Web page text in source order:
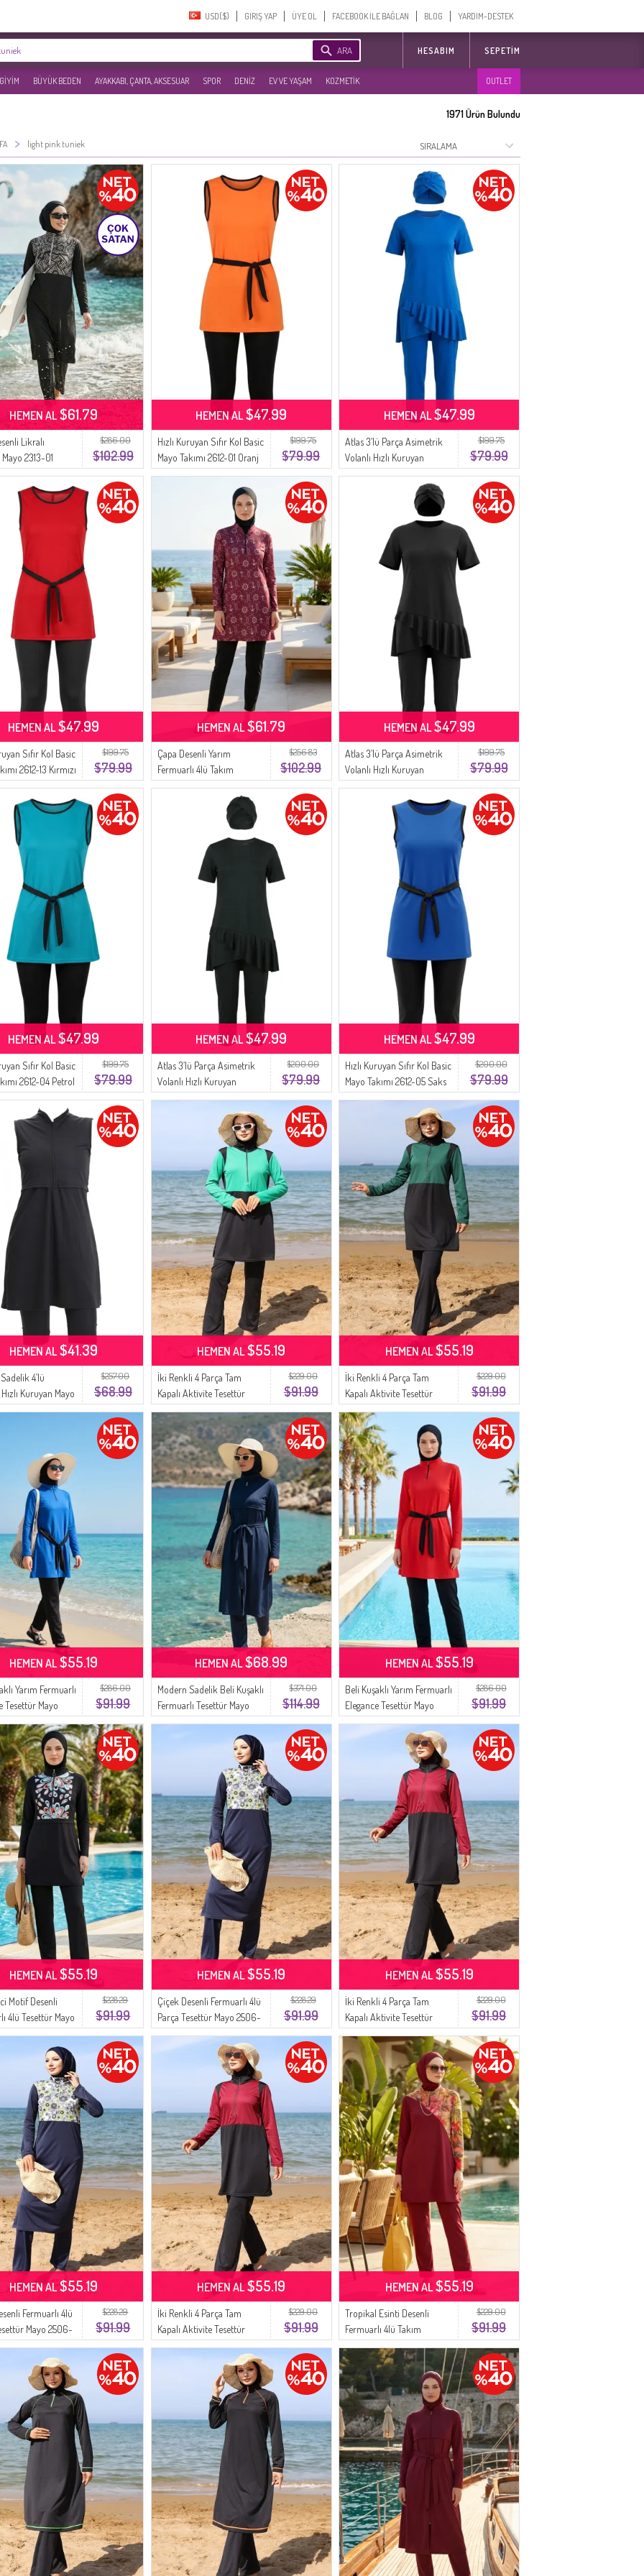
USD($)‎ GIRIŞ YAP ÜYE OL FACEBOOK İLE BAĞLAN BLOG YARDIM-DESTEK
ARA HESABIM SEPETIM
BÜYÜK BEDEN AYAKKABI, ÇANTA, AKSESUAR SPOR DENİZ EV VE YAŞAM KOZMETİK OUTLET
1971Ürün Bulundu
> light pink tuniek
$286.00
$102.99
Likralı
2313-01
HEMEN AL$61.79
$199.75
$79.99
Hızlı Kuruyan Sıfır Kol Basic
Mayo Takımı 2612-01 Oranj
HEMEN AL$47.99
$199.75
$79.99
Atlas 3’lü Parça Asimetrik
Volanlı Hızlı Kuruyan
Tesettür Mayo Seti 2611-06
HEMEN AL$47.99
$199.75
$79.99
Sıfır Kol Basic
2612-13 Kırmızı
HEMEN AL$47.99
$256.83
$102.99
Çapa Desenli Yarım
Fermuarlı 4lü Takım
Tesettür Mayo 2607-02
HEMEN AL$61.79
$199.75
$79.99
Atlas 3’lü Parça Asimetrik
Volanlı Hızlı Kuruyan
Tesettür Mayo Seti 2611-01
HEMEN AL$47.99
$199.75
$79.99
Sıfır Kol Basic
2612-04 Petrol
HEMEN AL$47.99
$200.00
$79.99
Atlas 3’lü Parça Asimetrik
Volanlı Hızlı Kuruyan
Tesettür Mayo Seti 2611-03
Koyu Zümrüt Yeşili
HEMEN AL$47.99
$200.00
$79.99
Hızlı Kuruyan Sıfır Kol Basic
Mayo Takımı 2612-05 Saks
HEMEN AL$47.99
$257.00
$68.99
4’lü
Kuruyan Mayo
01 Siyah
HEMEN AL$41.39
$229.00
$91.99
İki Renkli 4 Parça Tam
Kapalı Aktivite Tesettür
Mayo 2508-04 Yeşil Siyah
HEMEN AL$55.19
$229.00
$91.99
İki Renkli 4 Parça Tam
Kapalı Aktivite Tesettür
Mayo 2508-01 Zümrüt Yeşil
Siyah
HEMEN AL$55.19
$286.00
$91.99
Yarım Fermuarlı
Tesettür Mayo
Lacivert
HEMEN AL$55.19
$371.00
$114.99
Modern Sadelik Beli Kuşaklı
Fermuarlı Tesettür Mayo
2602-04 Lacivert
HEMEN AL$68.99
$286.00
$91.99
Beli Kuşaklı Yarım Fermuarlı
Elegance Tesettür Mayo
2600-03 Kırmızı
HEMEN AL$55.19
$228.29
$91.99
Motif Desenli
4lü Tesettür Mayo
Siyah
HEMEN AL$55.19
$228.29
$91.99
Çiçek Desenli Fermuarlı 4lü
Parça Tesettür Mayo 2506-
01 Lacivert Yeşil
HEMEN AL$55.19
$229.00
$91.99
İki Renkli 4 Parça Tam
Kapalı Aktivite Tesettür
Mayo 2508-03 Bordo
Siyah
HEMEN AL$55.19
$228.29
$91.99
Fermuarlı 4lü
Mayo 2506-
Yeşil
HEMEN AL$55.19
$229.00
$91.99
İki Renkli 4 Parça Tam
Kapalı Aktivite Tesettür
Mayo 2508-03 Bordo
HEMEN AL$55.19
$229.00
$91.99
Tropikal Esinti Desenli
Fermuarlı 4lü Takım
Tesettür Mayo 2609-01
Bordo
HEMEN AL$55.19